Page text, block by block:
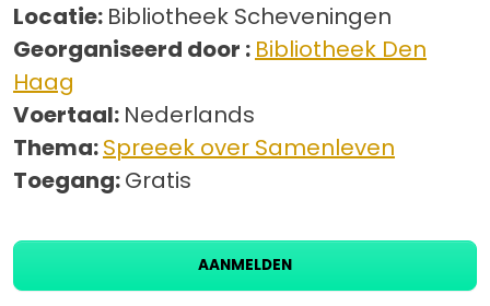
Locatie: Bibliotheek Scheveningen
Georganiseerd door : Bibliotheek Den
Haag
Voertaal: Nederlands
Thema:Spreeek over Samenleven
Toegang:Gratis
AANMELDEN